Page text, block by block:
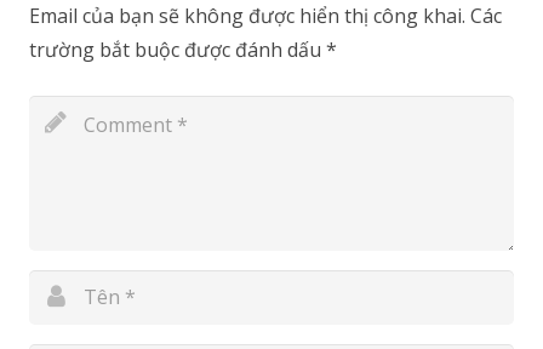
Email của bạn sẽ không được hiển thị công khai. Các
trường bắt buộc được đánh dấu *